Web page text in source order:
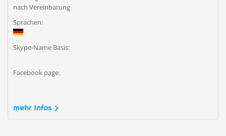
nach Vereinbarung
Sprachen:
Skype-Name Basis:
Facebook page:
mehr Infos